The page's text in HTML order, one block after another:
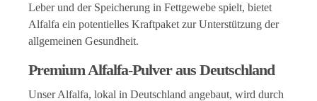
Leber und der Speicherung in Fettgewebe spielt, bietet
Alfalfa ein potentielles Kraftpaket zur Unterstützung der
allgemeinen Gesundheit.
Premium Alfalfa-Pulver aus Deutschland
Unser Alfalfa, lokal in Deutschland angebaut, wird durch